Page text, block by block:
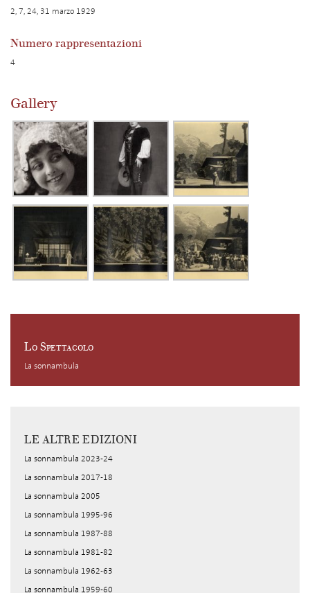
2, 7, 24, 31 marzo 1929
Numero rappresentazioni
4
Gallery
Lo Spettacolo
La sonnambula
LE ALTRE EDIZIONI
La sonnambula 2023-24
La sonnambula 2017-18
La sonnambula 2005
La sonnambula 1995-96
La sonnambula 1987-88
La sonnambula 1981-82
La sonnambula 1962-63
La sonnambula 1959-60